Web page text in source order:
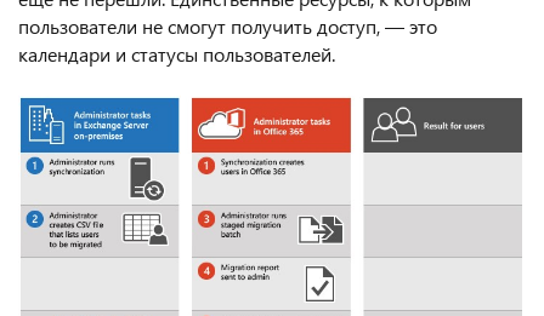
пользователи не смогут получить доступ, — это
календари и статусы пользователей.